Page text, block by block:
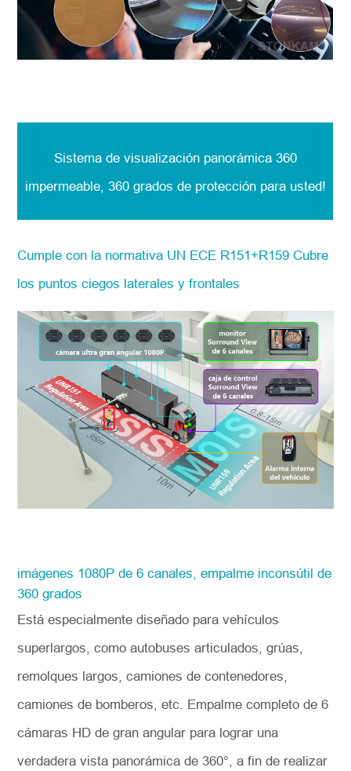
Sistema de visualización panorámica 360
impermeable, 360 grados de protección para usted!
Cumple con la normativa UN ECE R151+R159 Cubre
los puntos ciegos laterales y frontales
imágenes 1080P de 6 canales, empalme inconsútil de
360 grados
Está especialmente diseñado para vehículos
superlargos, como autobuses articulados, grúas,
remolques largos, camiones de contenedores,
camiones de bomberos, etc. Empalme completo de 6
cámaras HD de gran angular para lograr una
verdadera vista panorámica de 360°, a fin de realizar